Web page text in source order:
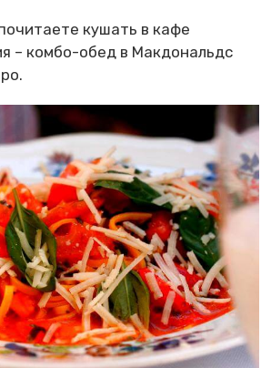
кушать в кафе
– комбо-обед в Макдональдс